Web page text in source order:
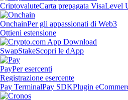
CriptovaluteCarta prepagata VisaLevel
OnchainPer gli appassionati di Web3
Ottieni estensione
SwapStakeScopri le dApp
PayPer esercenti
Registrazione esercente
Pay TerminalPay SDKPlugin